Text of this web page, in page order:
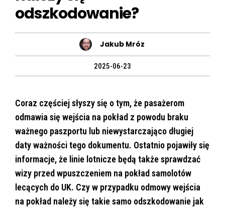
odszkodowanie?
Jakub Mróz
2025-06-23
Coraz częściej słyszy się o tym, że pasażerom
odmawia się wejścia na pokład z powodu braku
ważnego paszportu lub niewystarczająco długiej
daty ważności tego dokumentu. Ostatnio pojawiły się
informacje, że linie lotnicze będą także sprawdzać
wizy przed wpuszczeniem na pokład samolotów
lecących do UK. Czy w przypadku odmowy wejścia
na pokład należy się takie samo odszkodowanie jak